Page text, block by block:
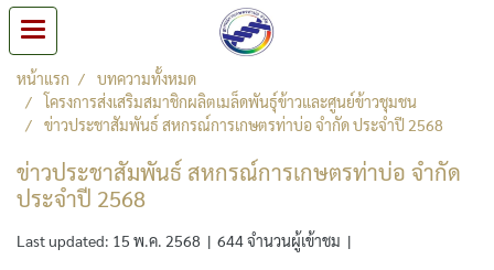
หน้าแรก
บทความทั้งหมด
โครงการส่งเสริมสมาชิกผลิตเมล็ดพันธุ์ข้าวและศูนย์ข้าวชุมชน
ข่าวประชาสัมพันธ์ สหกรณ์การเกษตรท่าบ่อ จำกัด ประจำปี 2568
ข่าวประชาสัมพันธ์ สหกรณ์การเกษตรท่าบ่อ จำกัด
ประจำปี 2568
Last updated: 15 พ.ค. 2568 | 644 จำนวนผู้เข้าชม |